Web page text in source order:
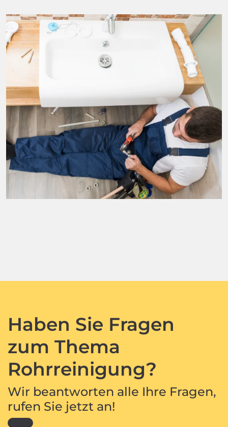
Haben Sie Fragen
zum Thema
Rohrreinigung?
Wir beantworten alle Ihre Fragen,
rufen Sie jetzt an!